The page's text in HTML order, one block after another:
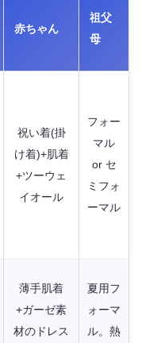
赤ちゃん
祖父
母
祝い着(掛
け着)+肌着
+ツーウェ
イオール
フォー
マル
or セ
ミフォ
ーマル
薄手肌着
+ガーゼ素
材のドレス
夏用フ
ォーマ
ル。熱